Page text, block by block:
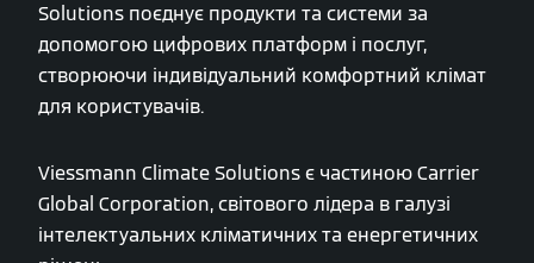
Solutions поєднує продукти та системи за
допомогою цифрових платформ і послуг,
створюючи індивідуальний комфортний клімат
для користувачів.
Viessmann Climate Solutions є частиною Carrier
Global Corporation, світового лідера в галузі
інтелектуальних кліматичних та енергетичних